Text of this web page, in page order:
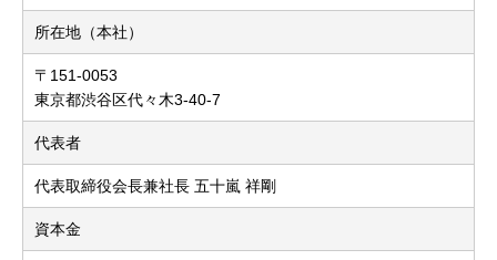
所在地（本社）
〒151-0053
東京都渋谷区代々木3-40-7
代表者
代表取締役会長兼社長 五十嵐 祥剛
資本金